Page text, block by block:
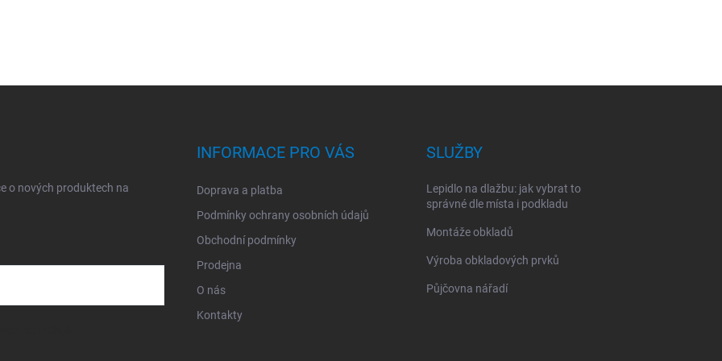
o nových produktech na
INFORMACE PRO VÁS
Doprava a platba
Podmínky ochrany osobních údajů
Obchodní podmínky
Prodejna
O nás
Kontakty
SLUŽBY
Lepidlo na dlažbu: jak vybrat to
správné dle místa i podkladu
Montáže obkladů
Výroba obkladových prvků
Půjčovna nářadí